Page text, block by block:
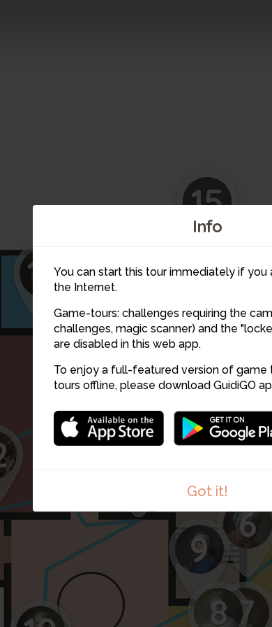
Info
You can start this tour immediately if
the Internet.
Game-tours: challenges requiring the
challenges, magic scanner) and the
are disabled in this web app.
To enjoy a full-featured version of game
tours offline, please download GuidiGO
Got it!
6
7
8
9
14
15
17